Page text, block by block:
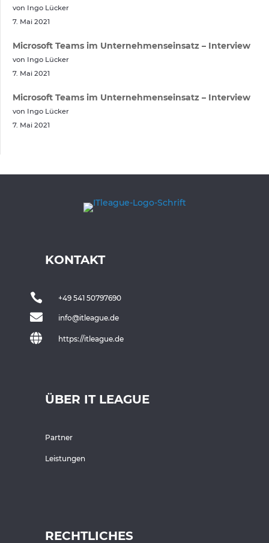
von Ingo Lücker
7. Mai 2021
Microsoft Teams im Unternehmenseinsatz – Interview
von Ingo Lücker
7. Mai 2021
Microsoft Teams im Unternehmenseinsatz – Interview
von Ingo Lücker
7. Mai 2021
KONTAKT
 +49 541 50797690
 info@itleague.de
 https://itleague.de
ÜBER IT LEAGUE
Partner
Leistungen
RECHTLICHES